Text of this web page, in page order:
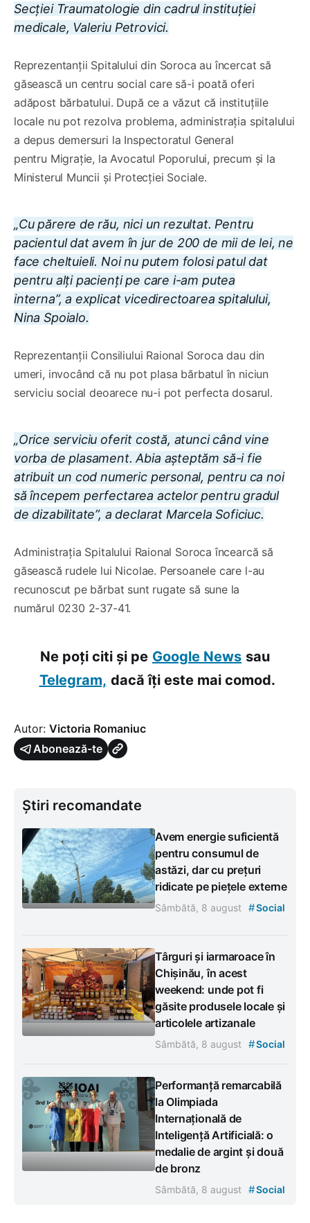
Secției Traumatologie din cadrul instituției
medicale, Valeriu Petrovici.
Reprezentanții Spitalului din Soroca au încercat să
găsească un centru social care să-i poată oferi
adăpost bărbatului. După ce a văzut că instituțiile
locale nu pot rezolva problema, administrația spitalului
a depus demersuri la Inspectoratul General
pentru Migrație, la Avocatul Poporului, precum și la
Ministerul Muncii și Protecției Sociale.
„Cu părere de rău, nici un rezultat. Pentru
pacientul dat avem în jur de 200 de mii de lei, ne
face cheltuieli. Noi nu putem folosi patul dat
pentru alți pacienți pe care i-am putea
interna”, a explicat vicedirectoarea spitalului,
Nina Spoialo.
Reprezentanții Consiliului Raional Soroca dau din
umeri, invocând că nu pot plasa bărbatul în niciun
serviciu social deoarece nu-i pot perfecta dosarul.
„Orice serviciu oferit costă, atunci când vine
vorba de plasament. Abia așteptăm să-i fie
atribuit un cod numeric personal, pentru ca noi
să începem perfectarea actelor pentru gradul
de dizabilitate”, a declarat Marcela Soficiuc.
Administrația Spitalului Raional Soroca încearcă să
găsească rudele lui Nicolae. Persoanele care l-au
recunoscut pe bărbat sunt rugate să sune la
numărul 0230 2-37-41.
Ne poți citi și pe Google News sau
Telegram, dacă îți este mai comod.
Autor: Victoria Romaniuc
Abonează-te
Știri recomandate
Avem energie suficientă
pentru consumul de
astăzi, dar cu prețuri
ridicate pe piețele externe
Sâmbătă, 8 august #Social
Târguri și iarmaroace în
Chișinău, în acest
weekend: unde pot fi
găsite produsele locale și
articolele artizanale
Sâmbătă, 8 august #Social
Performanță remarcabilă
la Olimpiada
Internațională de
Inteligență Artificială: o
medalie de argint și două
de bronz
Sâmbătă, 8 august #Social